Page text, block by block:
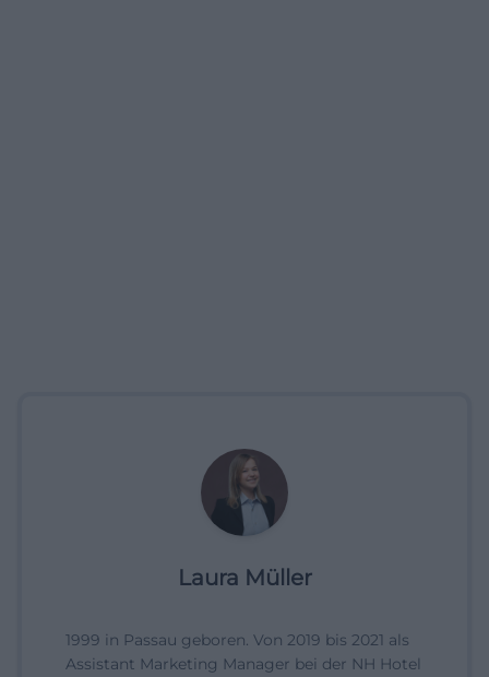
Laura Müller
1999 in Passau geboren. Von 2019 bis 2021 als
Assistant Marketing Manager bei der NH Hotel